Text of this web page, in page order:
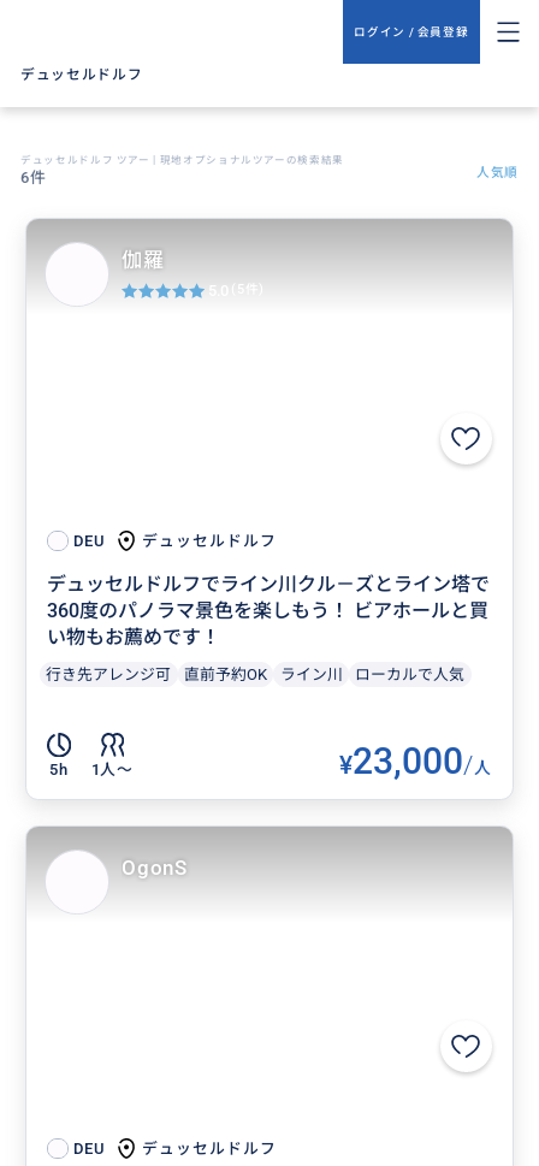
ログイン / 会員登録
デュッセルドルフ
デュッセルドルフ ツアー | 現地オプショナルツアーの検索結果
6件 人気順
DEU デュッセルドルフ
デュッセルドルフでライン川クル－ズとライン塔で
360度のパノラマ景色を楽しもう！ ビアホールと買
い物もお薦めです！
行き先アレンジ可 直前予約OK ライン川 ローカルで人気
5h 1人〜 ¥23,000/人
伽羅
5.0 (5件)
DEU デュッセルドルフ
OgonS